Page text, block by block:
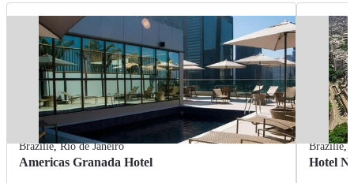
Brazílie,Rio de Janeiro
Americas Granada Hotel
Brazílie,
Hotel